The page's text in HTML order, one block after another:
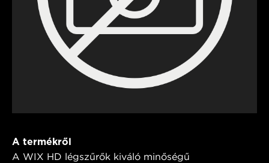
A termékről
A WIX HD légszűrők kiváló minőségű